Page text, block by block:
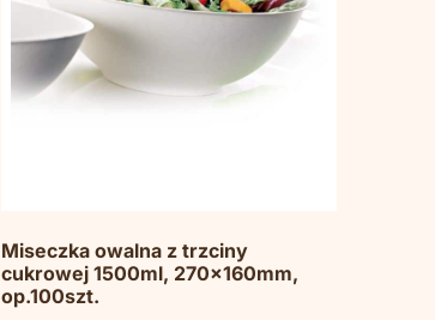
Miseczka owalna z trzciny
cukrowej 1500ml, 270x160mm,
op.100szt.